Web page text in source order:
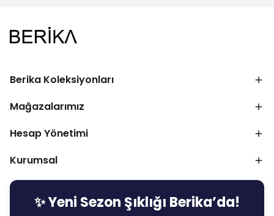
Berika Koleksiyonları
Mağazalarımız
Hesap Yönetimi
Kurumsal
✨ Yeni Sezon Şıklığı Berika’da!